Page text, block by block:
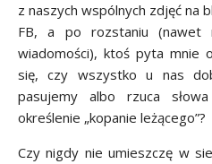
z naszych wspólnych zdjęć na
FB, a po rozstaniu (nawet
wiadomości), ktoś pyta mnie
się, czy wszystko u nas
pasujemy albo rzuca
określenie „kopanie leżącego”?
Czy nigdy nie umieszczę w